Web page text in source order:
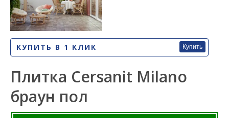
КУПИТЬ В 1 КЛИК Купить
Плитка Cersanit Milano
браун пол